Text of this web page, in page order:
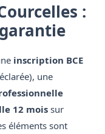
:
inscription BCE
une
12 mois sur
éléments sont